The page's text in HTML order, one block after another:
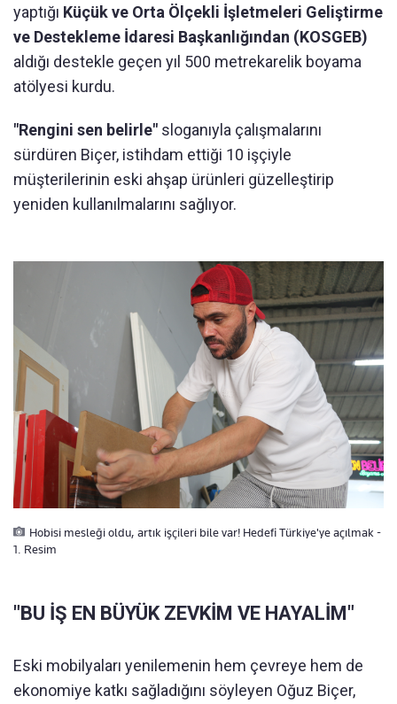
yaptığı Küçük ve Orta Ölçekli İşletmeleri Geliştirme
ve Destekleme İdaresi Başkanlığından (KOSGEB)
aldığı destekle geçen yıl 500 metrekarelik boyama
atölyesi kurdu.
"Rengini sen belirle" sloganıyla çalışmalarını
sürdüren Biçer, istihdam ettiği 10 işçiyle
müşterilerinin eski ahşap ürünleri güzelleştirip
yeniden kullanılmalarını sağlıyor.
Hobisi mesleği oldu, artık işçileri bile var! Hedefi Türkiye'ye açılmak -
1. Resim
"BU İŞ EN BÜYÜK ZEVKİM VE HAYALİM"
Eski mobilyaları yenilemenin hem çevreye hem de
ekonomiye katkı sağladığını söyleyen Oğuz Biçer,